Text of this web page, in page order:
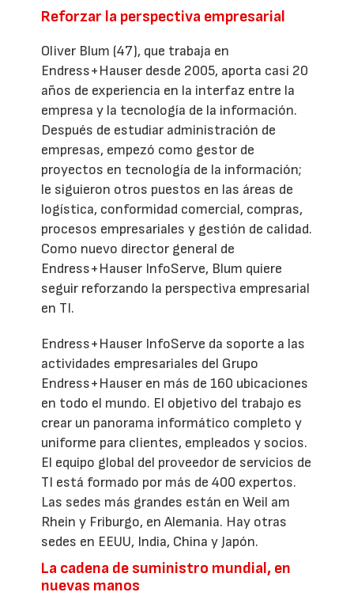
Reforzar la perspectiva empresarial
Oliver Blum (47), que trabaja en
Endress+Hauser desde 2005, aporta casi 20
años de experiencia en la interfaz entre la
empresa y la tecnología de la información.
Después de estudiar administración de
empresas, empezó como gestor de
proyectos en tecnología de la información;
le siguieron otros puestos en las áreas de
logística, conformidad comercial, compras,
procesos empresariales y gestión de calidad.
Como nuevo director general de
Endress+Hauser InfoServe, Blum quiere
seguir reforzando la perspectiva empresarial
en TI.
Endress+Hauser InfoServe da soporte a las
actividades empresariales del Grupo
Endress+Hauser en más de 160 ubicaciones
en todo el mundo. El objetivo del trabajo es
crear un panorama informático completo y
uniforme para clientes, empleados y socios.
El equipo global del proveedor de servicios de
TI está formado por más de 400 expertos.
Las sedes más grandes están en Weil am
Rhein y Friburgo, en Alemania. Hay otras
sedes en EEUU, India, China y Japón.
La cadena de suministro mundial, en
nuevas manos